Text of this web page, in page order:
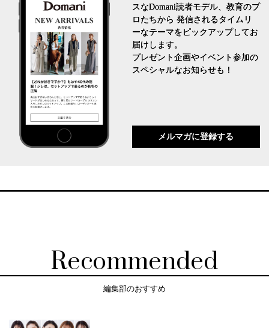
スなDomani読者モデル、教育のプ
ロたちから 発信されるタイムリ
ーなテーマをピックアップしてお
届けします。
プレゼント企画やイベント参加の
スペシャルなお知らせも！
メルマガに登録する
Recommended
編集部のおすすめ